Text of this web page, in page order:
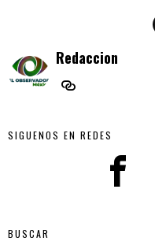
Redaccion
SIGUENOS EN REDES
BUSCAR